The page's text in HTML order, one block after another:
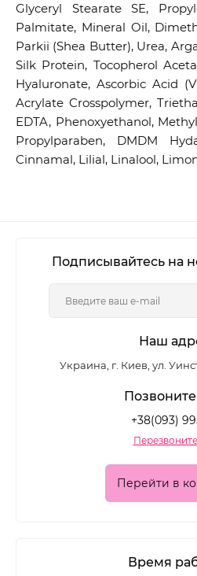
Glyceryl Stearate SE,
Palmitate, Mineral Oil,
Parkii (Shea Butter), Urea,
Silk Protein, Tocopherol
Hyaluronate, Ascorbic Acid
Acrylate Crosspolymer,
EDTA, Phenoxyethanol,
Propylparaben, DMDM
Cinnamal, Lilial, Linalool,
Подписывайтесь на
Наш
Украина, г. Киев, ул.
+38(093)
Перейти в
Время